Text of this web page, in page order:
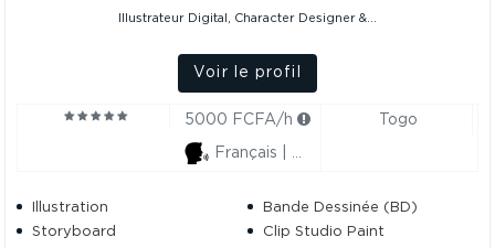
Illustrateur Digital, Character Designer &...
Voir le profil
5000 FCFA/h Togo
Français | Anglais
Illustration
Bande Dessinée (BD)
Storyboard
Clip Studio Paint